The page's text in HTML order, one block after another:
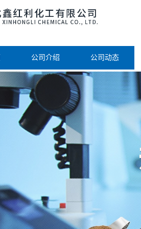
公司介绍 公司动态